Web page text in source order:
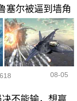
塞尔被逼到墙角
08-05